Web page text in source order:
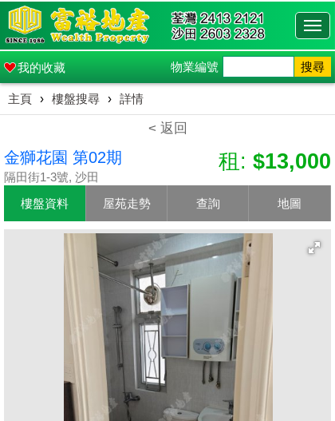
我的收藏 物業編號 搜尋
主頁 › 樓盤搜尋 › 詳情
< 返回
金獅花園 第02期
隔田街1-3號, 沙田
租: $13,000
樓盤資料 屋苑走勢 查詢 地圖